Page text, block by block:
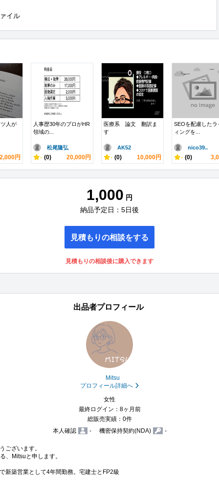
イル
人が
2,000円
人事歴30年のプロがHR
領域の...
松尾隆弘
- (0) 20,000円
医療系 論文 翻訳ま
す
AK52
- (0) 10,000円
SEOを配慮したラ
ィングを...
nico39..
- (0)
1,000 円
納品予定日：5日後
見積もりの相談をする
見積もりの相談後に購入できます
出品者プロフィール
Mitsu
プロフィール詳細へ
女性
最終ログイン：8ヶ月前
総販売実績：0件
本人確認
- 機密保持契約(NDA) -
ございます。
、Mitsuと申します。
新築営業として4年間勤務。宅建士とFP2級